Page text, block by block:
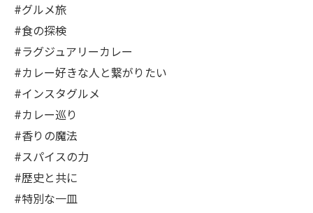
#グルメ旅
#食の探検
#ラグジュアリーカレー
#カレー好きな人と繋がりたい
#インスタグルメ
#カレー巡り
#香りの魔法
#スパイスの力
#歴史と共に
#特別な一皿